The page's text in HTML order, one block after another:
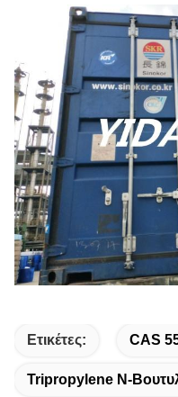
Ετικέτες: CAS
Tripropylene Ν-